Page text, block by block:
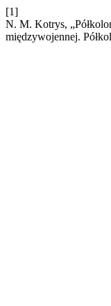
[1]
N. M. Kotrys,
międzywojennej.